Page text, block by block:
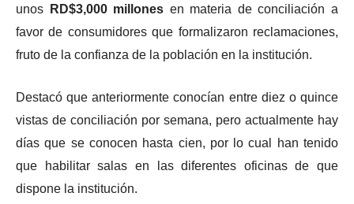
unos RD$3,000 millones en materia de conciliación a
favor de consumidores que formalizaron reclamaciones,
fruto de la confianza de la población en la institución.
Destacó que anteriormente conocían entre diez o quince
vistas de conciliación por semana, pero actualmente hay
días que se conocen hasta cien, por lo cual han tenido
que habilitar salas en las diferentes oficinas de que
dispone la institución.